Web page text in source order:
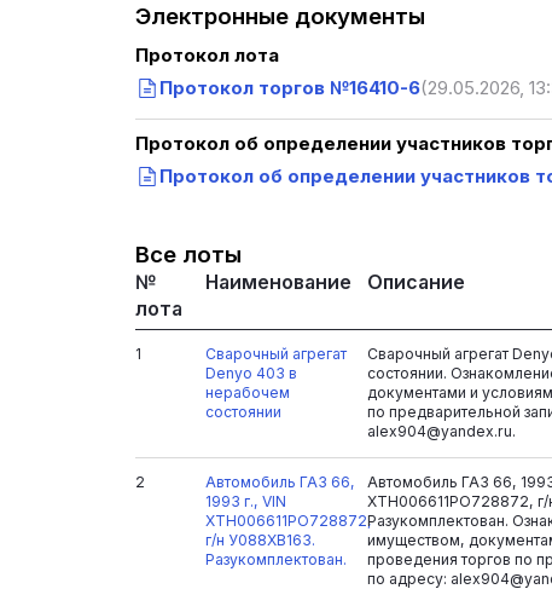
Электронные документы
Протокол лота
Протокол торгов №16410-6(29.05.2026,
Протокол об определении участников
Протокол об определении участников
Все лоты
№
лота
Наименование Описание
1
Сварочный агрегат
Denyo 403 в
нерабочем
состоянии
Сварочный агрегат
состоянии.
документами и
по предварительной
alex904@yandex.ru.
2
Автомобиль ГАЗ 66,
1993 г., VIN
XTH006611PO728872,
г/н У088ХВ163.
Разукомплектован.
Автомобиль ГАЗ 66,
XTH006611PO728872,
Разукомплектован.
имуществом,
проведения торгов по
по адресу: